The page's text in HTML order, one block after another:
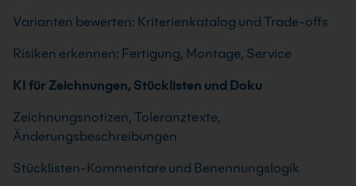
Varianten bewerten: Kriterienkatalog und Trade-offs
Risiken erkennen: Fertigung, Montage, Service
KI für Zeichnungen, Stücklisten und Doku
Zeichnungsnotizen, Toleranztexte,
Änderungsbeschreibungen
Stücklisten-Kommentare und Benennungslogik